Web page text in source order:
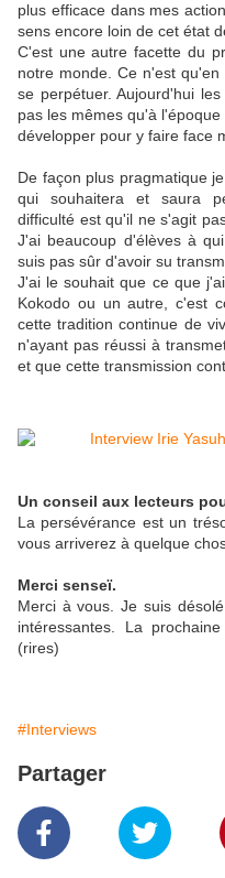
plus efficace dans mes
sens encore loin de cet état
C'est une autre facette du
notre monde. Ce n'est
se perpétuer. Aujourd'hui
pas les mêmes qu'à
développer pour y faire face
De façon plus pragmatique
qui souhaitera et saura
difficulté est qu'il ne s'agit
J'ai beaucoup d'élèves à
suis pas sûr d'avoir su
J'ai le souhait que ce que
Kokodo ou un autre, c'est
cette tradition continue de
n'ayant pas réussi à
et que cette transmission
Un conseil aux lecteurs
La persévérance est un
vous arriverez à quelque
Merci senseï.
Merci à vous. Je suis
intéressantes. La
(rires)
#Interviews
Partager